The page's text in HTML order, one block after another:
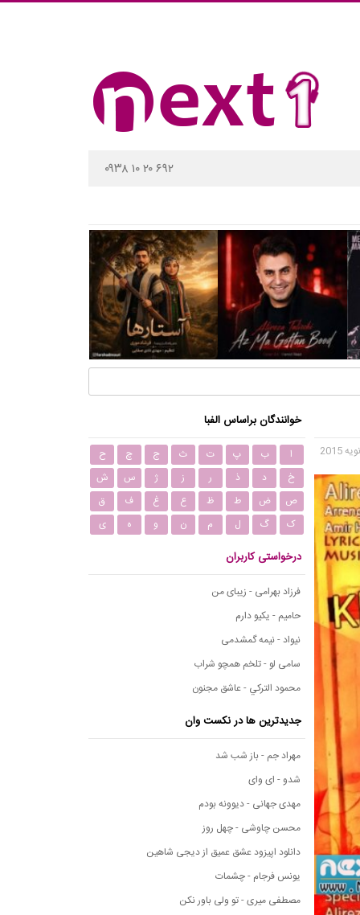
۰۹۳۸ ۱۰ ۲۰ ۶۹۲
خوانندگان براساس الفبا
ا ب پ ت ث ج چ
ح
خ
د ذ ر ز ژ س
ش
ص
ض ط ظ ع غ ف
ق
ک
گ ل م ن و ه ی
درخواستی کاربران
فرزاد بهرامی - زیبای من
حامیم - یکیو دارم
نیواد - نیمه گمشدمی
سامی لو - تلخم همچو شراب
محمود التركي - عاشق مجنون
جدیدترین ها در نکست وان
مهراد جم - باز شب شد
شدو - ای وای
مهدی جهانی - دیوونه بودم
محسن چاوشی - چهل روز
دانلود اپیزود عشق عمیق از دیجی شاهین
یونس فرجام - چشمات
مصطفی میری - تو ولی باور نکن